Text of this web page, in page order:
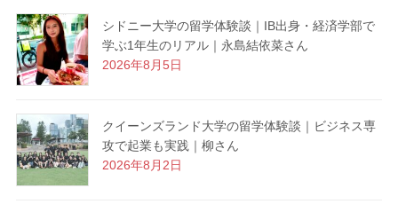
シドニー大学の留学体験談｜IB出身・経済学部で
学ぶ1年生のリアル｜永島結依菜さん
2026年8月5日
クイーンズランド大学の留学体験談｜ビジネス専
攻で起業も実践｜柳さん
2026年8月2日